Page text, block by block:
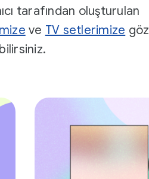
tarafından oluşturulan
ve TV setlerimize göz